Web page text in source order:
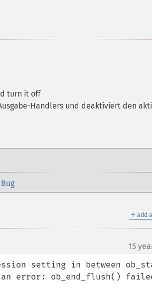
turn it off
Handlers und deaktiviert den
＋ add
15
setting in between
an error: ob_end_flush()